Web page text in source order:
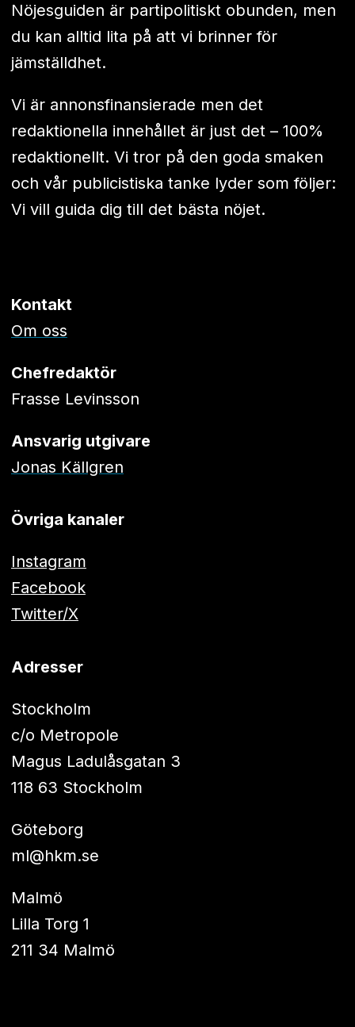
Nöjesguiden är partipolitiskt obunden, men
du kan alltid lita på att vi brinner för
jämställdhet.
Vi är annonsfinansierade men det
redaktionella innehållet är just det – 100%
redaktionellt. Vi tror på den goda smaken
och vår publicistiska tanke lyder som följer:
Vi vill guida dig till det bästa nöjet.
Kontakt
Om oss
Chefredaktör
Frasse Levinsson
Ansvarig utgivare
Jonas Källgren
Övriga kanaler
Instagram
Facebook
Twitter/X
Adresser
Stockholm
c/o Metropole
Magus Ladulåsgatan 3
118 63 Stockholm
Göteborg
ml@hkm.se
Malmö
Lilla Torg 1
211 34 Malmö